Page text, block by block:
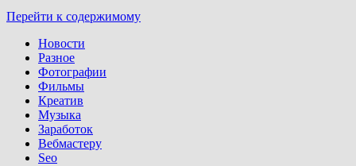
Перейти к содержимому
Новости
Разное
Фотографии
Фильмы
Креатив
Музыка
Заработок
Вебмастеру
Seo